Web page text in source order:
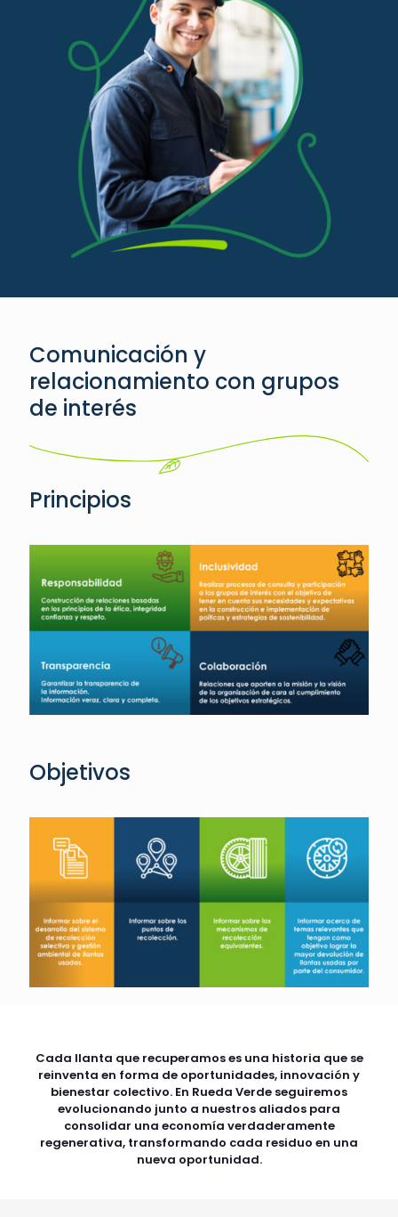
Comunicación y
relacionamiento con grupos
de interés
Principios
Objetivos
Cada llanta que recuperamos es una historia que se
reinventa en forma de oportunidades, innovación y
bienestar colectivo. En Rueda Verde seguiremos
evolucionando junto a nuestros aliados para
consolidar una economía verdaderamente
regenerativa, transformando cada residuo en una
nueva oportunidad.